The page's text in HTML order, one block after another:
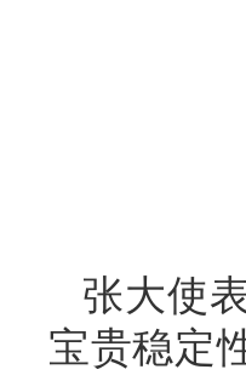
张大使
宝贵稳定